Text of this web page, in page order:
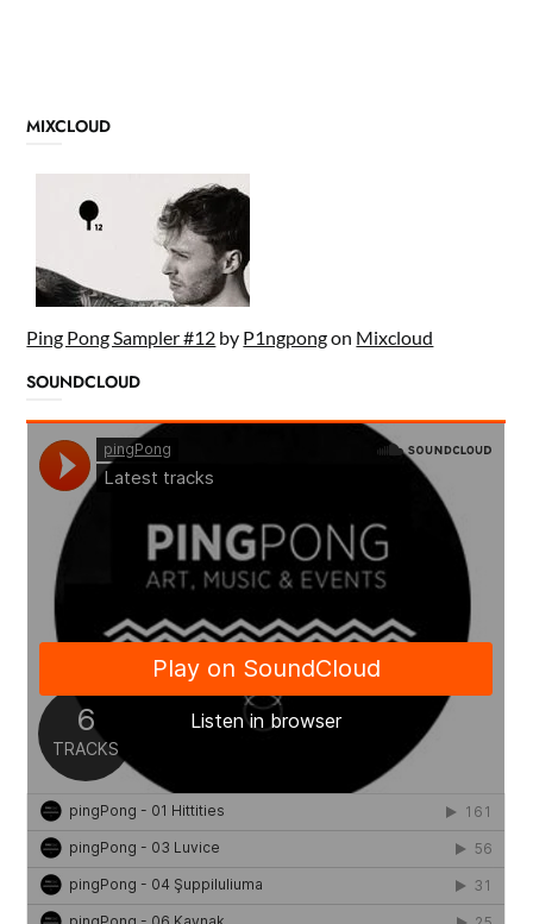
MIXCLOUD
Ping Pong Sampler #12 by P1ngpongon Mixcloud
SOUNDCLOUD